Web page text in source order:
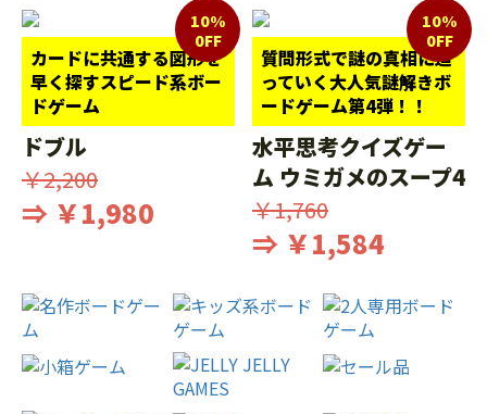
カードに共通する図形を
早く探すスピード系ボー
ドゲーム
10%
0FF
ドブル
￥2,200
⇒ ￥1,980
質問形式で謎の真相に迫
っていく大人気謎解きボ
ードゲーム第4弾！！
10%
0FF
水平思考クイズゲー
ム ウミガメのスープ4
￥1,760
⇒ ￥1,584